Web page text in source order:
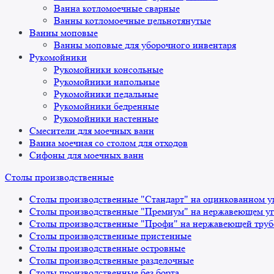
Ванна котломоечные сварные
Ванны котломоечные цельнотянутые
Ванны моповые
Ванны моповые для уборочного инвентаря
Рукомойники
Рукомойники консольные
Рукомойники напольные
Рукомойники педальные
Рукомойники бедренные
Рукомойники настенные
Смесители для моечных ванн
Ванна моечная со столом для отходов
Сифоны для моечных ванн
Столы производственные
Столы производственные "Стандарт" на оцинкованном
Столы производственные "Премиум" на нержавеющем
Столы производственные "Профи" на нержавеющей
Столы производственные пристенные
Столы производственные островные
Столы производственные разделочные